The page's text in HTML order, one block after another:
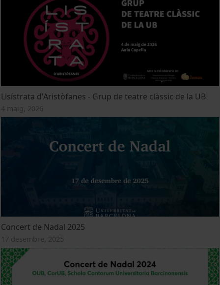
Lisístrata d'Aristòfanes - Grup de teatre clàssic de la UB
4 maig, 2026
Concert de Nadal 2025
17 desembre, 2025